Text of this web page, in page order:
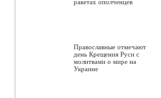
ракетах ополченцев
Православные отмечают
день Крещения Руси с
молитвами о мире на
Украине